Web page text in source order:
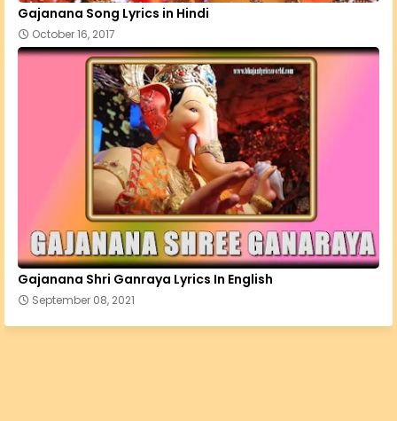
Gajanana Song Lyrics in Hindi
October 16, 2017
Gajanana Shri Ganraya Lyrics In English
September 08, 2021